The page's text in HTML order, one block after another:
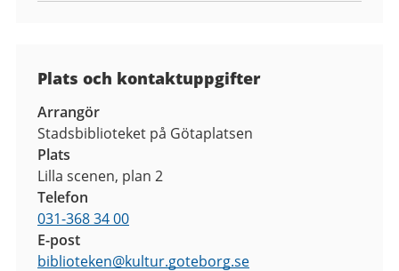
Plats och kontaktuppgifter
Arrangör
Stadsbiblioteket på Götaplatsen
Plats
Lilla scenen, plan 2
Telefon
031-368 34 00
E-post
biblioteken@kultur.goteborg.se